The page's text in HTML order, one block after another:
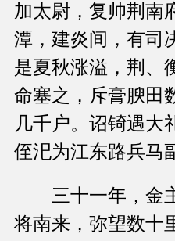
加太尉，复帅荆南
潭，建炎间，有司
是夏秋涨溢，荆、
命塞之，斥膏腴田
几千户。诏锜遇大
侄汜为江东路兵马
三十一年，金主
将南来，弥望数十